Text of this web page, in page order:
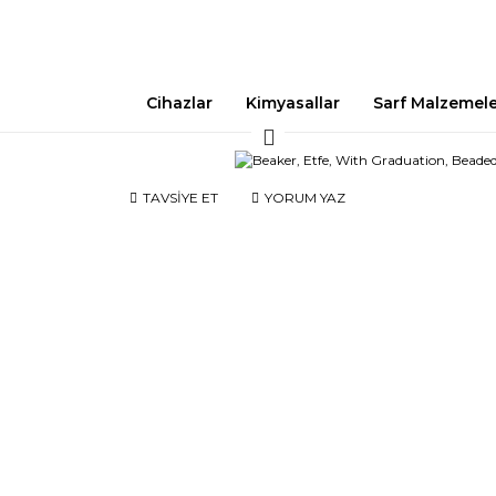
Cihazlar Kimyasallar Sarf
TAVSİYE ET YORUM YAZ